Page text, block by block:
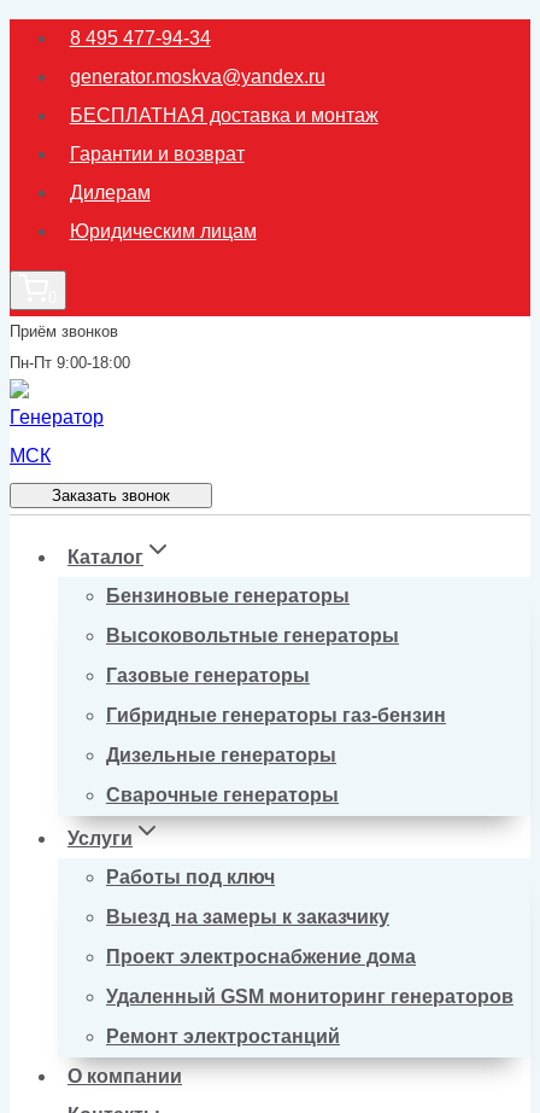
Перейти
содержимому
8 495 477-94-34
generator.moskva@yandex.ru
БЕСПЛАТНАЯ доставка и монтаж
Гарантии и возврат
Дилерам
Юридическим лицам
Приём звонков
Пн-Пт 9:00-18:00
Заказать звонок
Каталог
Бензиновые генераторы
Высоковольтные генераторы
Газовые генераторы
Гибридные генераторы газ-бензин
Дизельные генераторы
Сварочные генераторы
Услуги
Работы под ключ
Выезд на замеры к заказчику
Проект электроснабжение дома
Удаленный GSM мониторинг генераторов
Ремонт электростанций
О компании